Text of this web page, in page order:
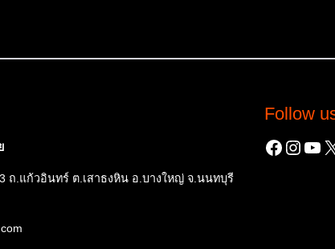
ถ.แก้วอินทร์ ต.เสาธงหิน อ.บางใหญ่ จ.นนทบุรี
Follow
X